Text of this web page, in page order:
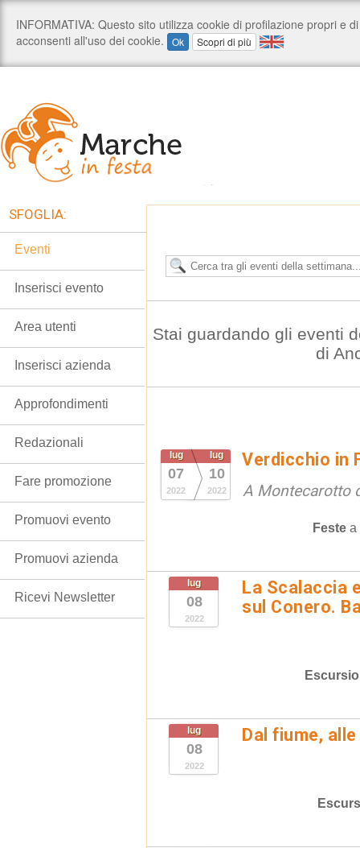
Stai guardando gli eventi
di
lug
07
2022
lug
10
2022
Verdicchio in
A Montecarotto
Feste a
lug
08
2022
La Scalaccia
sul Conero.
lug
08
2022
Dal fiume,
SFOGLIA:
Eventi
Inserisci evento
Area utenti
Inserisci azienda
Approfondimenti
Redazionali
Fare promozione
Promuovi evento
Promuovi azienda
Ricevi Newsletter